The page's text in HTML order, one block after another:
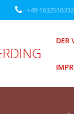
+49 1632516332
DER